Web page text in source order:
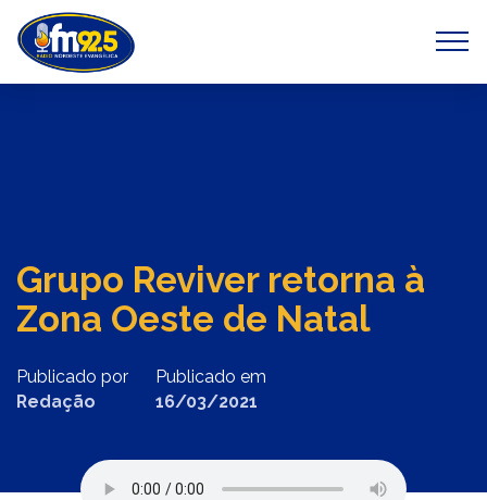
Previous Next
Grupo Reviver retorna à
Zona Oeste de Natal
Publicado por
Redação
Publicado em
16/03/2021